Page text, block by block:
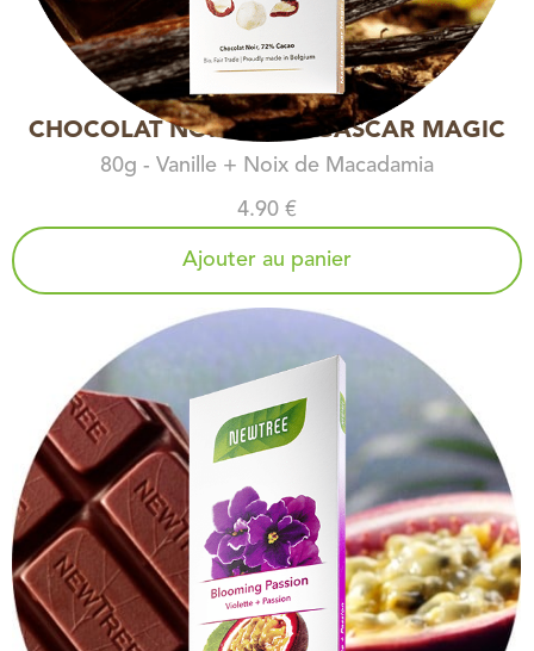
CHOCOLAT NOIR MADAGASCAR MAGIC
80g - Vanille + Noix de Macadamia
4.90 €
Ajouter au panier